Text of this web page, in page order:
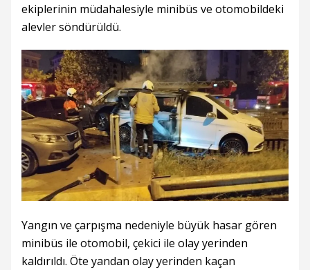
ekiplerinin müdahalesiyle minibüs ve otomobildeki
alevler söndürüldü.
Yangın ve çarpışma nedeniyle büyük hasar gören
minibüs ile otomobil, çekici ile olay yerinden
kaldırıldı. Öte yandan olay yerinden kaçan